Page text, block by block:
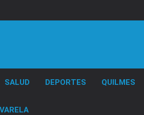
SALUD DEPORTES QUILMES